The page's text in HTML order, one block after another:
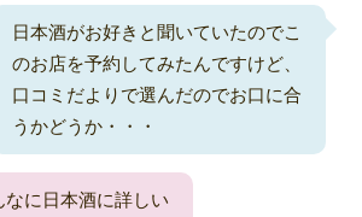
日本酒がお好きと聞いていたのでこ
のお店を予約してみたんですけど、
口コミだよりで選んだのでお口に合
うかどうか・・・
なに日本酒に詳しい